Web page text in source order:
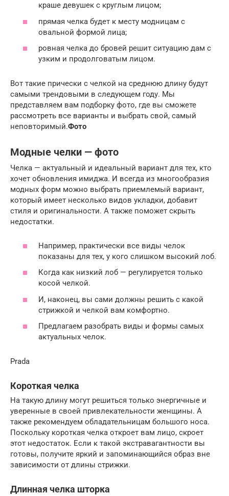
краше девушек с круглым лицом;
прямая челка будет к месту модницам с
овальной формой лица;
ровная челка до бровей решит ситуацию дам с
узким и продолговатым лицом.
Вот такие прически с челкой на среднюю длину будут
самыми трендовыми в следующем году. Мы
представляем вам подборку фото, где вы сможете
рассмотреть все варианты и выбрать свой, самый
неповторимый.Фото
Модные челки — фото
Челка — актуальный и идеальный вариант для тех, кто
хочет обновления имиджа. И всегда из многообразия
модных форм можно выбрать приемлемый вариант,
который имеет несколько видов укладки, добавит
стиля и оригинальности. А также поможет скрыть
недостатки.
Например, практически все виды челок
показаны для тех, у кого слишком высокий лоб.
Когда как низкий лоб — регулируется только
косой челкой.
И, наконец, вы сами должны решить с какой
стрижкой и челкой вам комфортно.
Предлагаем разобрать виды и формы самых
актуальных челок.
Prada
Короткая челка
На такую длину могут решиться только энергичные и
уверенные в своей привлекательности женщины. А
также рекомендуем обладательницам большого носа.
Поскольку короткая челка откроет вам лицо, скроет
этот недостаток. Если к такой экстравагантности вы
готовы, получите яркий и запоминающийся образ вне
зависимости от длины стрижки.
Длинная челка шторка